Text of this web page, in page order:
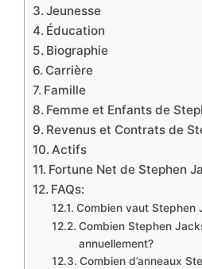
Jeunesse
Éducation
Biographie
Carrière
Famille
Femme et Enfants de
Revenus et Contrats de
Actifs
Fortune Net de Stephen
FAQs:
Combien vaut Stephen
Combien Stephen
annuellement?
Combien d’anneaux